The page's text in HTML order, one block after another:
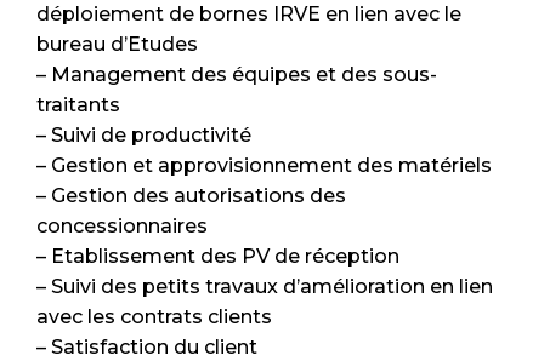
déploiement de bornes IRVE en lien avec le
bureau d’Etudes
– Management des équipes et des sous-
traitants
– Suivi de productivité
– Gestion et approvisionnement des matériels
– Gestion des autorisations des
concessionnaires
– Etablissement des PV de réception
– Suivi des petits travaux d’amélioration en lien
avec les contrats clients
– Satisfaction du client